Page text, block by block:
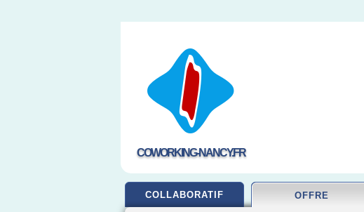
COWORKING-NANCY.FR
COLLABORATIF OFFRE